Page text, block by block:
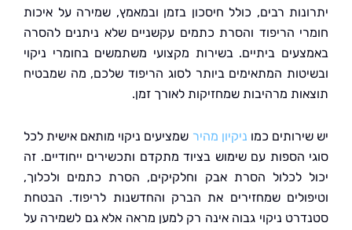
רבים, כולל חיסכון בזמן ובמאמץ, שמירה על איכות
הריפוד והסרת כתמים עקשניים שלא ניתנים להסרה
ביתיים. בשירות מקצועי משתמשים בחומרי ניקוי
המתאימים ביותר לסוג הריפוד שלכם, מה שמבטיח
מרהיבות שמחזיקות לאורך זמן.
כמוניקיון מהירשמציעים ניקוי מותאם אישית לכל
הספות עם שימוש בציוד מתקדם ותכשירים ייחודיים. זה
לכלול הסרת אבק וחלקיקים, הסרת כתמים ולכלוך,
שמחזירים את הברק והחדשנות לריפוד. הבטחת
ניקוי גבוה אינה רק למען מראה אלא גם לשמירה על